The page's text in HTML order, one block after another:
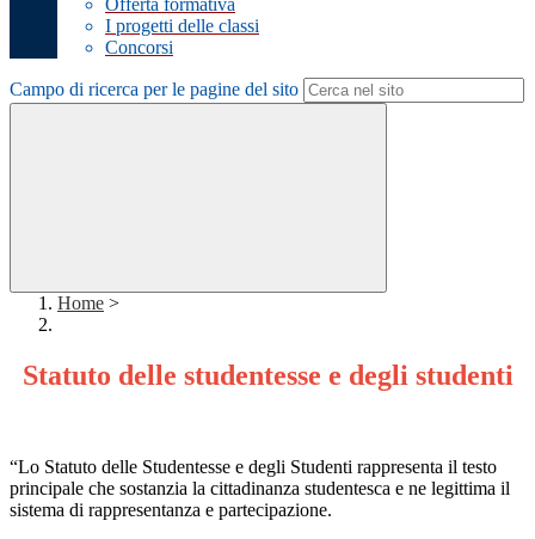
Offerta formativa
I progetti delle classi
Concorsi
Campo di ricerca per le pagine del sito
Home >
Statuto delle studentesse e degli studenti
“Lo Statuto delle Studentesse e degli Studenti rappresenta il testo
principale che sostanzia la cittadinanza studentesca e ne legittima il
sistema di rappresentanza e partecipazione.